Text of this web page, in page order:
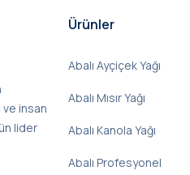
insan
lider
Ürünler
Abalı Ayçiçek Yağı
Abalı Mısır Yağı
Abalı Kanola Yağı
Abalı Profesyonel